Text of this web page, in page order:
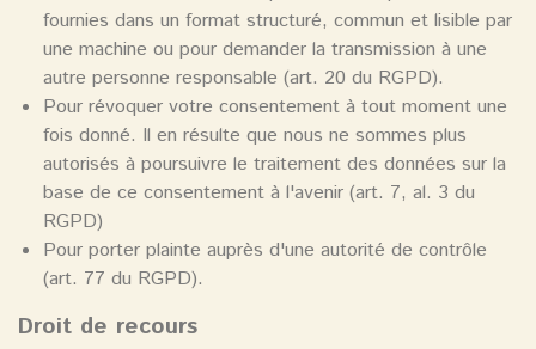
fournies dans un format structuré, commun et lisible par
une machine ou pour demander la transmission à une
autre personne responsable (art. 20 du RGPD).
Pour révoquer votre consentement à tout moment une
fois donné. Il en résulte que nous ne sommes plus
autorisés à poursuivre le traitement des données sur la
base de ce consentement à l'avenir (art. 7, al. 3 du
RGPD)
Pour porter plainte auprès d'une autorité de contrôle
(art. 77 du RGPD).
Droit de recours